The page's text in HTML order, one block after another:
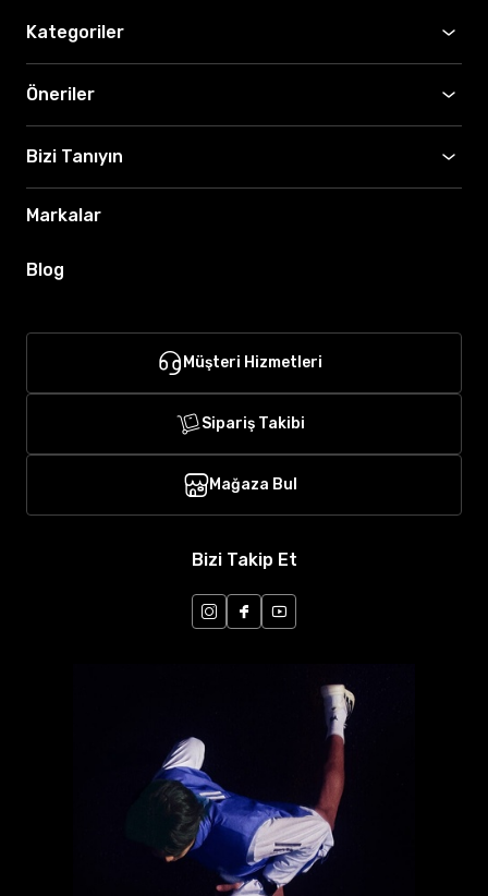
Kategoriler
Öneriler
Bizi Tanıyın
Markalar
Blog
Müşteri Hizmetleri
Sipariş Takibi
Mağaza Bul
Bizi Takip Et